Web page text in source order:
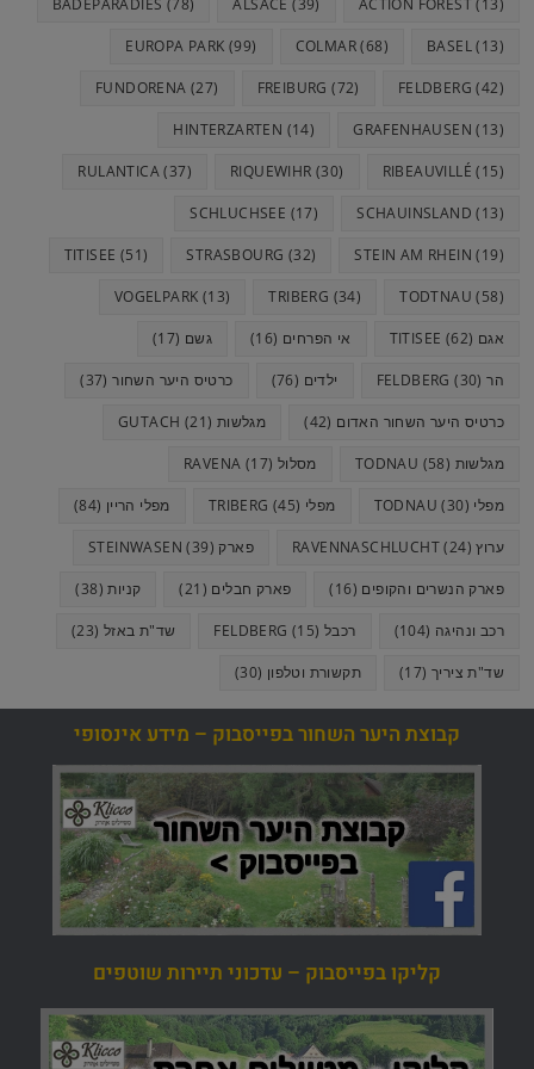
r
BASEL(13)
COLMAR(68)
EUROPA PARK (99)
FELDBERG (42)
FREIBURG (72)
FUNDORENA (27)
GRAFENHAUSEN (13)
HINTERZARTEN (14)
RIBEAUVILLÉ (15)
RIQUEWIHR (30)
RULANTICA(37)
SCHAUINSLAND (13)
SCHLUCHSEE (17)
STEIN AM RHEIN (19)
STRASBOURG (32)
TITISEE (51)
TODTNAU (58)
TRIBERG (34)
VOGELPARK (13)
אגם TITISEE (62) אי הפרחים (16) גשם (17)
הר FELDBERG (30) ילדים (76) כרטיס היער השחור(37)
כרטיס היער השחור האדום (42) מגלשות GUTACH (21)
מגלשות TODNAU (58) מסלול RAVENA (17)
מפלי TODNAU (30) מפלי TRIBERG (45) מפלי הריין (84)
ערוץ RAVENNASCHLUCHT (24) פארק STEINWASEN (39)
פארק הנשרים והקופים (16) פארק חבלים (21) קניות(38)
רכב ונהיגה (104) רכבל FELDBERG (15) שד"ת באזל (23)
שד"ת ציריך (17) תקשורת וטלפון (30)
קבוצת היער השחור בפייסבוק – מידע אינסופי
קליקו בפייסבוק – עדכוני תיירות שוטפים